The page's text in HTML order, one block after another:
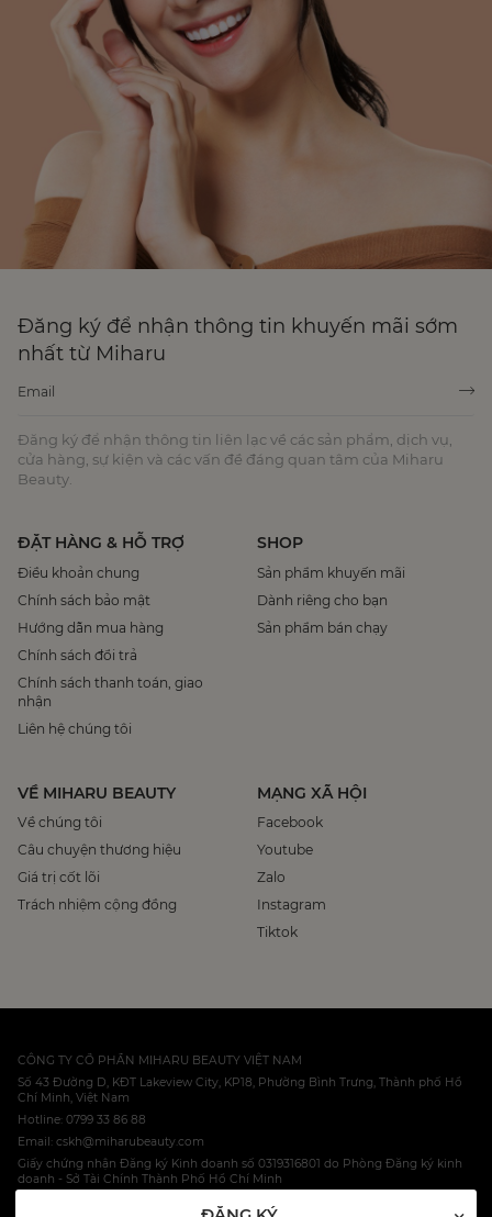
Đăng ký để nhận thông tin khuyến mãi sớm
nhất từ Miharu
Đăng ký để nhận thông tin liên lạc về các sản phẩm, dịch vụ,
cửa hàng, sự kiện và các vấn đề đáng quan tâm của Miharu
Beauty.
ĐẶT HÀNG & HỖ TRỢ
Điều khoản chung
Chính sách bảo mật
Hướng dẫn mua hàng
Chính sách đổi trả
Chính sách thanh toán, giao
nhận
Liên hệ chúng tôi
SHOP
Sản phẩm khuyến mãi
Dành riêng cho bạn
Sản phẩm bán chạy
VỀ MIHARU BEAUTY
Về chúng tôi
Câu chuyện thương hiệu
Giá trị cốt lõi
Trách nhiệm cộng đồng
MẠNG XÃ HỘI
Facebook
Youtube
Zalo
Instagram
Tiktok
CÔNG TY CỔ PHẦN MIHARU BEAUTY VIỆT NAM
Số 43 Đường D, KĐT Lakeview City, KP18, Phường Bình Trưng, Thành phố Hồ
Chí Minh, Việt Nam
Hotline: 0799 33 86 88
Email: cskh@miharubeauty.com
Giấy chứng nhận Đăng ký Kinh doanh số 0319316801 do Phòng Đăng ký kinh
doanh - Sở Tài Chính Thành Phố Hồ Chí Minh